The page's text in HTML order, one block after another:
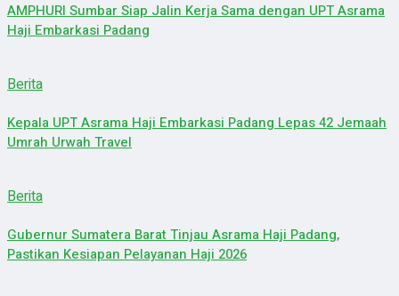
AMPHURI Sumbar Siap Jalin Kerja Sama dengan UPT Asrama
Haji Embarkasi Padang
Berita
Kepala UPT Asrama Haji Embarkasi Padang Lepas 42 Jemaah
Umrah Urwah Travel
Berita
Gubernur Sumatera Barat Tinjau Asrama Haji Padang,
Pastikan Kesiapan Pelayanan Haji 2026